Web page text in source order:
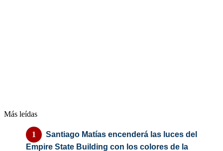
Más leídas
Santiago Matías encenderá las luces del
Empire State Building con los colores de la